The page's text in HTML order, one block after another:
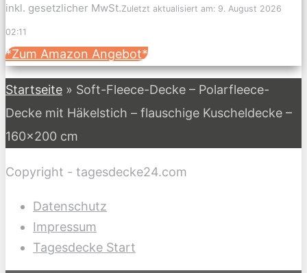
inkl. gesetzlicher MwSt.Zuletzt aktualisiert am: 9. August 2026
02:11
*Zum Amazon Angebot*
Startseite » Soft-Fleece-Decke – Polarfleece-
Decke mit Häkelstich – flauschige Kuscheldecke –
160×200 cm
Copyright - tagesdecke24.com
Datenschutz
Impressum
Tagesdecke Start